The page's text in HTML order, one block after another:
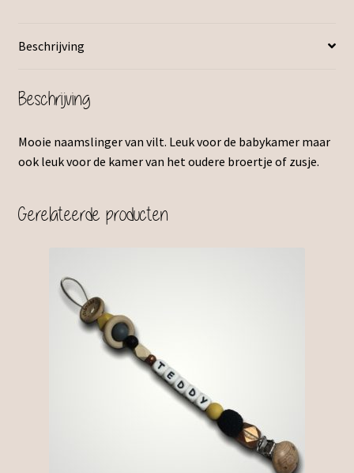
Beschrijving
Beschrijving
Mooie naamslinger van vilt. Leuk voor de babykamer maar
ook leuk voor de kamer van het oudere broertje of zusje.
Gerelateerde producten